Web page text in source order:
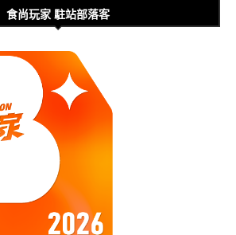
食尚玩家 駐站部落客